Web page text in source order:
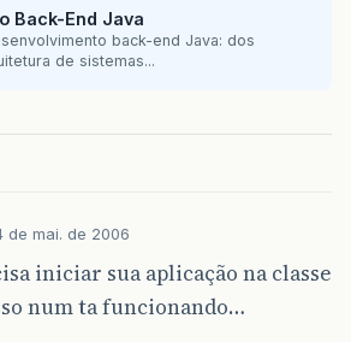
Back-End Java
back-end Java: dos
de sistemas...
de mai. de 2006
iniciar sua aplicação na classe
num ta funcionando…